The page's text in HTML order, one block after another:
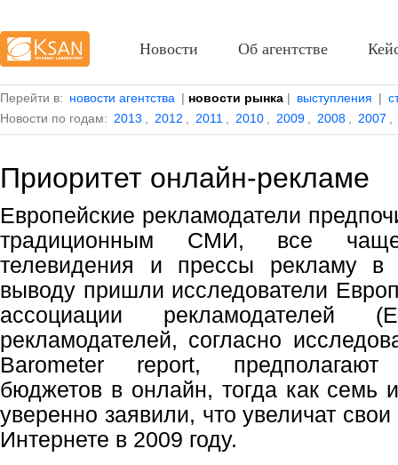
Перейти в: новости агентства | новости рынка | выступления |
Новости по годам: 2013 2012 2011 2010 2009 2008 2007
Приоритет онлайн-рекламе
Европейские рекламодатели
традиционным СМИ, все
телевидения и прессы рекламу в
выводу пришли исследователи
ассоциации рекламодателей
рекламодателей, согласно
Barometer report,
бюджетов в онлайн, тогда как семь
уверенно заявили, что увеличат
Интернете в 2009 году.
Новости Об агентстве